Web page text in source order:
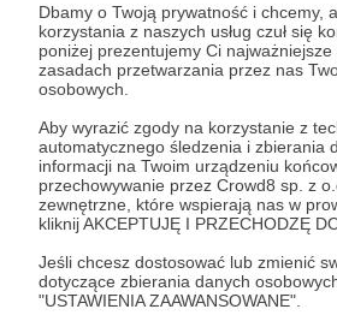
Dbamy o Twoją prywatność i chcemy,
korzystania z naszych usług czuł się
poniżej prezentujemy Ci
zasadach przetwarzania przez nas
osobowych.
Aby wyrazić zgody na korzystanie z
automatycznego śledzenia i zbierania
informacji na Twoim urządzeniu
przechowywanie przez Crowd8 sp. z
zewnętrzne, które wspierają nas w
kliknij AKCEPTUJĘ I PRZECHODZĘ
Jeśli chcesz dostosować lub zmienić
dotyczące zbierania danych
"USTAWIENIA ZAAWANSOWANE".
między surowym black metalem a
geneza pozostaje nieznana –
było demo z 2025 roku, a w styczniu
ujrzała EP-ka, będąca przedmiotem
wszystkie aspekty projektu odpowiada
„surowy” nie jest tu na wyrost –
kakofonię i świadomie odrzuca
co może odstraszyć słuchaczy
komfort odsłuchu.
Ërhatiüurä Black Metal Dark